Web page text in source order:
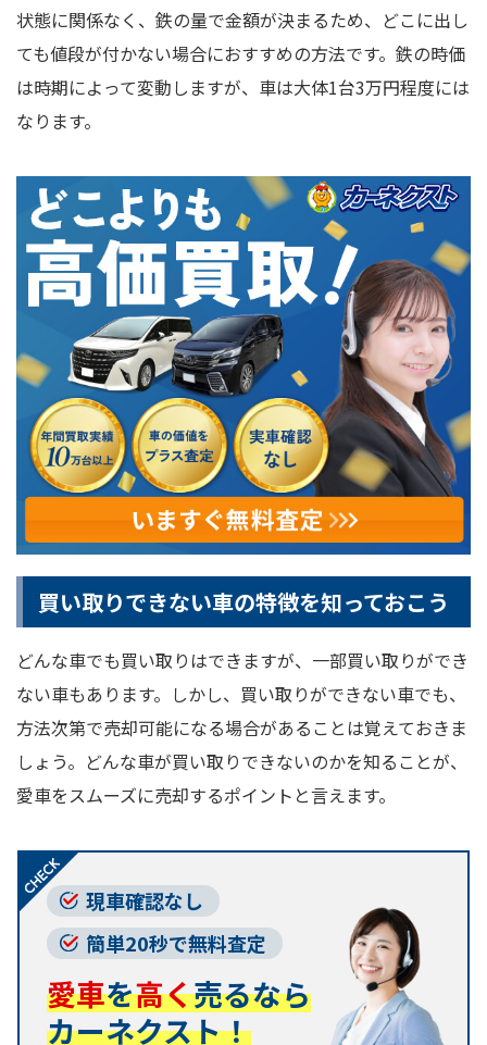
状態に関係なく、鉄の量で金額が決まるため、どこに出し
ても値段が付かない場合におすすめの方法です。鉄の時価
は時期によって変動しますが、車は大体1台3万円程度には
なります。
買い取りできない車の特徴を知っておこう
どんな車でも買い取りはできますが、一部買い取りができ
ない車もあります。しかし、買い取りができない車でも、
方法次第で売却可能になる場合があることは覚えておきま
しょう。どんな車が買い取りできないのかを知ることが、
愛車をスムーズに売却するポイントと言えます。
現車確認なし
簡単20秒で無料査定
愛車を高く売るなら
カーネクスト！